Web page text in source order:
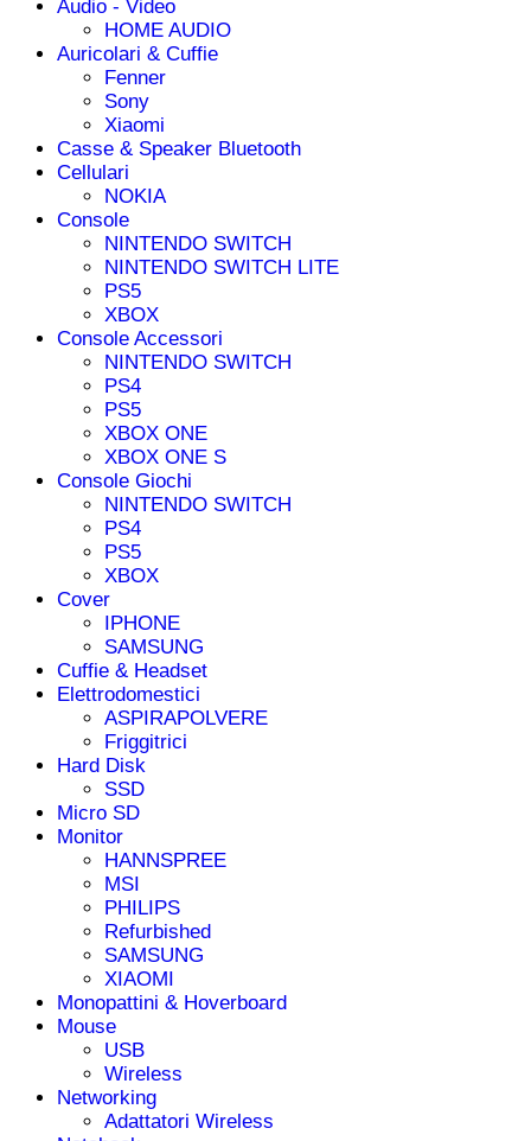
Audio - Video
HOME AUDIO
Auricolari & Cuffie
Fenner
Sony
Xiaomi
Casse & Speaker Bluetooth
Cellulari
NOKIA
Console
NINTENDO SWITCH
NINTENDO SWITCH LITE
PS5
XBOX
Console Accessori
NINTENDO SWITCH
PS4
PS5
XBOX ONE
XBOX ONE S
Console Giochi
NINTENDO SWITCH
PS4
PS5
XBOX
Cover
IPHONE
SAMSUNG
Cuffie & Headset
Elettrodomestici
ASPIRAPOLVERE
Friggitrici
Hard Disk
SSD
Micro SD
Monitor
HANNSPREE
MSI
PHILIPS
Refurbished
SAMSUNG
XIAOMI
Monopattini & Hoverboard
Mouse
USB
Wireless
Networking
Adattatori Wireless